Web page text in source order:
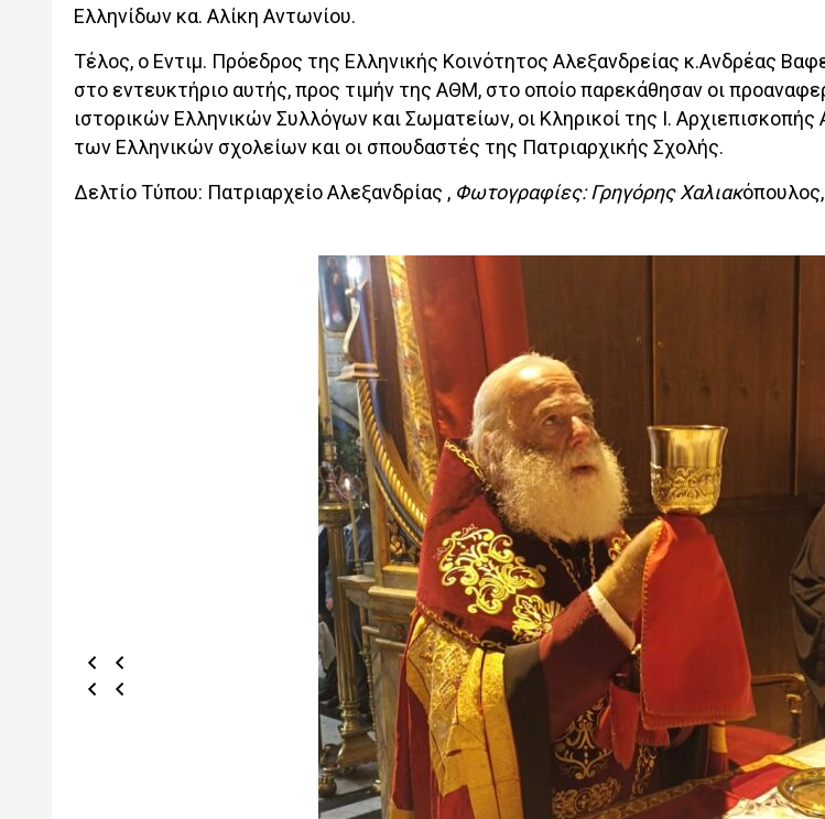
Ελληνίδων κα. Αλίκη Αντωνίου.
Τέλος, ο Εντιμ. Πρόεδρος της Ελληνικής Κοινότητος Αλεξανδρείας κ.Ανδρέας
στο εντευκτήριο αυτής, προς τιμήν της ΑΘΜ, στο οποίο παρεκάθησαν οι
ιστορικών Ελληνικών Συλλόγων και Σωματείων, οι Κληρικοί της Ι. Αρχιεπισκοπής
των Ελληνικών σχολείων και οι σπουδαστές της Πατριαρχικής Σχολής.
Δελτίο Τύπου: Πατριαρχείο Αλεξανδρίας , Φωτογραφίες: Γρηγόρης Χαλιακ